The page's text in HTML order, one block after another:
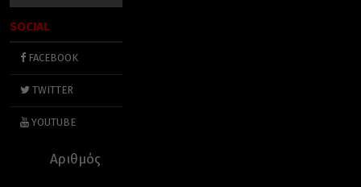
SOCIAL
FACEBOOK
TWITTER
YOUTUBE
Αριθμός